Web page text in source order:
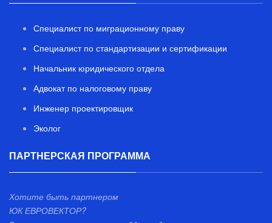
Специалист по миграционному праву
Специалист по стандартизации и сертификации
Начальник юридического отдела
Адвокат по налоговому праву
Инженер проектировщик
Эколог
ПАРТНЕРСКАЯ ПРОГРАММА
Хотите быть партнером
ЮК ЕВРОВЕКТОР?